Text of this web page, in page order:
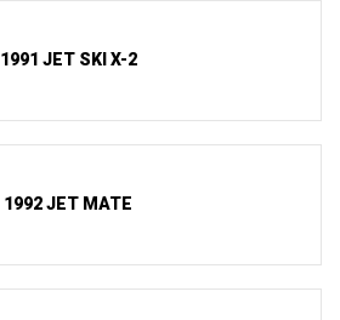
1991 JET SKI X-2
1992 JET MATE